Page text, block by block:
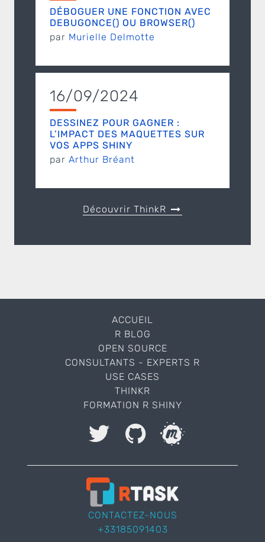
DÉBOGUER UNE FONCTION AVEC
DEBUGONCE() OU BROWSER()
par Murielle Delmotte
16/09/2024
DESSINEZ POUR GAGNER :
L’IMPACT DES MAQUETTES SUR
VOS APPS SHINY
par Arthur Bréant
Découvrir ThinkR
ACCUEIL
R BLOG
OPEN SOURCE
CONSULTANTS - EXPERTS R
USE CASES
THINKR
FORMATION R SHINY
CONTACTEZ-NOUS
+33185091403
J'accepte le stockage et le traitement de mes
données et autorise ThinkR à me contacter.
Veuillez laisser ce champ vide.